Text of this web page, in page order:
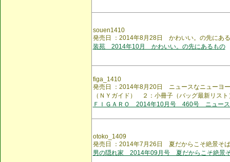
souen1410
発売日 ：2014年8月28日 かわいい。の先にあ
装苑 2014年10月 かわいい。の先にあるもの
figa_1410
発売日 ：2014年8月20日 ニュースなニューヨ
（ＮＹガイド） ２：小冊子（バッグ最新リスト
ＦＩＧＡＲＯ 2014年10月号 460号 ニュース
otoko_1409
発売日 ：2014年7月26日 夏だからこそ絶景そ
男の隠れ家 2014年09月号 夏だからこそ絶景